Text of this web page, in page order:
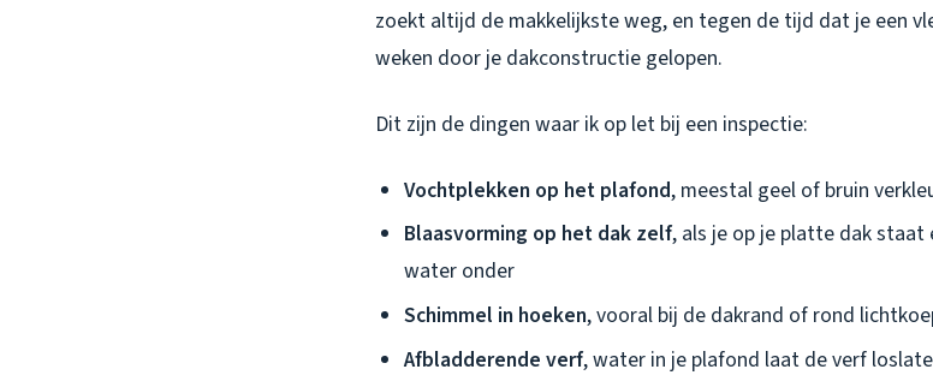
zoekt altijd de makkelijkste weg, en tegen de tijd dat je een
weken door je dakconstructie gelopen.
Dit zijn de dingen waar ik op let bij een inspectie:
Vochtplekken op het plafond, meestal geel of bruin
Blaasvorming op het dak zelf, als je op je platte dak
water onder
Schimmel in hoeken, vooral bij de dakrand of rond
Afbladderende verf, water in je plafond laat de verf